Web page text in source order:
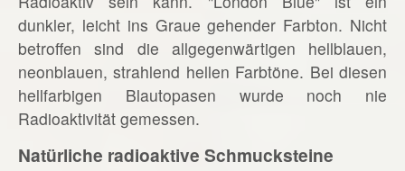
dunkler, leicht ins Graue gehender Farbton. Nicht
betroffen sind die allgegenwärtigen hellblauen,
neonblauen, strahlend hellen Farbtöne. Bei diesen
hellfarbigen Blautopasen wurde noch nie
Radioaktivität gemessen.
Natürliche radioaktive Schmucksteine